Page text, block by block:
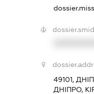
49101,
ДНІПРО,